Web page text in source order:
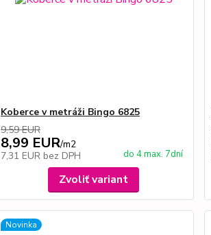
Koberce v metráži Bingo 6825
9,59 EUR
8,99 EUR/m2
7,31 EUR bez DPH do 4 max. 7dní
Zvoliť variant
Novinka